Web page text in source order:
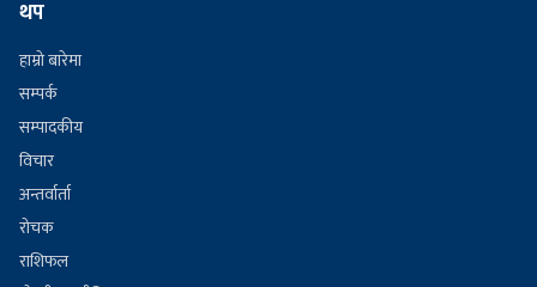
थप
हाम्रो बारेमा
सम्पर्क
सम्पादकीय
विचार
अन्तर्वार्ता
रोचक
राशिफल